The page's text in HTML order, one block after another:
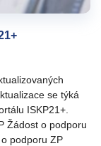
se týká
ISKP21+.
Žádost o podporu
podporu ZP